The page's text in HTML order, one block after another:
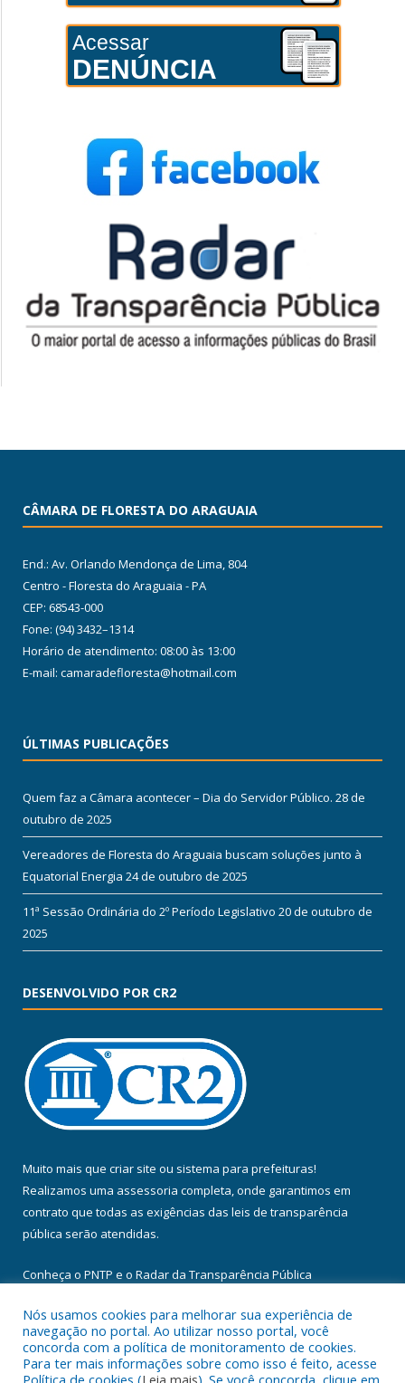
Acessar
DENÚNCIA
CÂMARA DE FLORESTA DO ARAGUAIA
End.: Av. Orlando Mendonça de Lima, 804
Centro - Floresta do Araguaia - PA
CEP: 68543-000
Fone: (94) 3432–1314
Horário de atendimento: 08:00 às 13:00
E-mail: camaradefloresta@hotmail.com
ÚLTIMAS PUBLICAÇÕES
Quem faz a Câmara acontecer – Dia do Servidor Público. 28 de
outubro de 2025
Vereadores de Floresta do Araguaia buscam soluções junto à
Equatorial Energia 24 de outubro de 2025
11ª Sessão Ordinária do 2º Período Legislativo 20 de outubro de
2025
DESENVOLVIDO POR CR2
Muito mais que criar site ou sistema para prefeituras!
Realizamos uma assessoria completa, onde garantimos em
contrato que todas as exigências das leis de transparência
pública serão atendidas.
Conheça o PNTP e o Radar da Transparência Pública
Todos os direitos reservados a Câmara Municipal de Floresta do
Nós usamos cookies para melhorar sua experiência de
navegação no portal. Ao utilizar nosso portal, você
concorda com a política de monitoramento de cookies.
Para ter mais informações sobre como isso é feito, acesse
Política de cookies (Leia mais). Se você concorda, clique em